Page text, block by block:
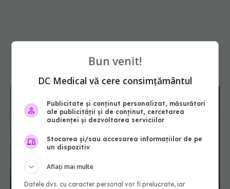
Bun venit!
DC Medical vă cere consimțământul
Publicitate și conținut personalizat, măsurători
ale publicității și de conținut, cercetarea
audienței și dezvoltarea serviciilor
Stocarea și/sau accesarea informațiilor de pe
un dispozitiv
Aflați mai multe
Datele dvs. cu caracter personal vor fi prelucrate, iar